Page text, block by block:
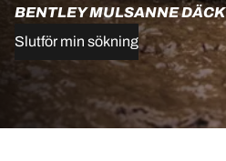
BENTLEY MULSANNE DÄCK
Slutför min sökning